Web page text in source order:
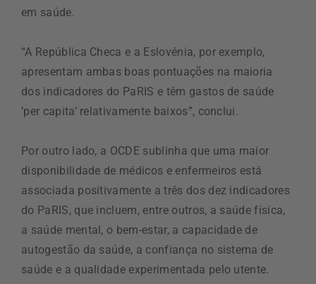
em saúde.
“A República Checa e a Eslovénia, por exemplo,
apresentam ambas boas pontuações na maioria
dos indicadores do PaRIS e têm gastos de saúde
‘per capita’ relativamente baixos”, conclui.
Por outro lado, a OCDE sublinha que uma maior
disponibilidade de médicos e enfermeiros está
associada positivamente a três dos dez indicadores
do PaRIS, que incluem, entre outros, a saúde física,
a saúde mental, o bem-estar, a capacidade de
autogestão da saúde, a confiança no sistema de
saúde e a qualidade experimentada pelo utente.